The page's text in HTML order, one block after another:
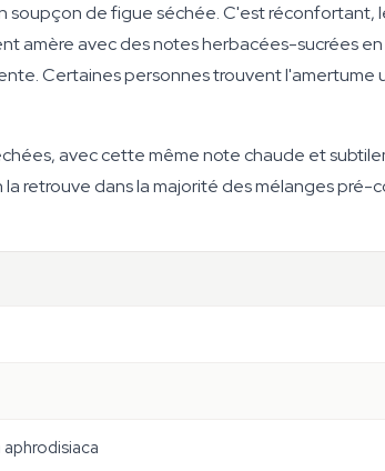
soupçon de figue séchée. C'est réconfortant,
amère avec des notes herbacées-sucrées
Certaines personnes trouvent l'amertume
avec cette même note chaude et
retrouve dans la majorité des mélanges pré-
aphrodisiaca